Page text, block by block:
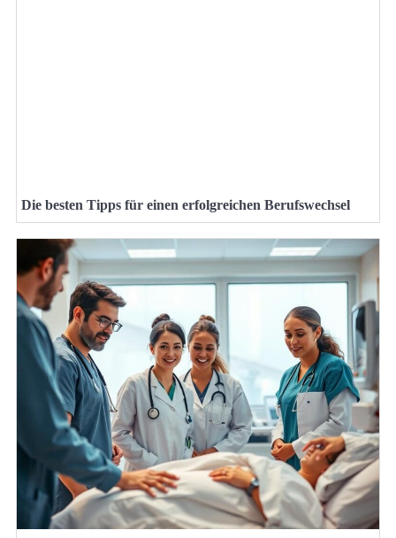
Die besten Tipps für einen erfolgreichen Berufswechsel